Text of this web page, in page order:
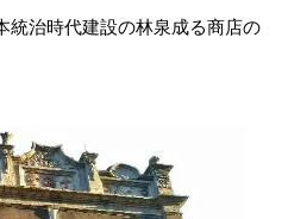
統治時代建設の林泉成る商店の